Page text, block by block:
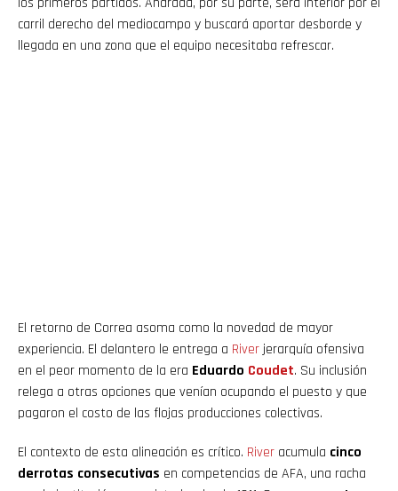
carril derecho del mediocampo y buscará aportar desborde y
llegada en una zona que el equipo necesitaba refrescar.
El retorno de Correa asoma como la novedad de mayor
experiencia. El delantero le entrega a Riverjerarquía ofensiva
en el peor momento de la era Eduardo Coudet. Su inclusión
relega a otras opciones que venían ocupando el puesto y que
pagaron el costo de las flojas producciones colectivas.
El contexto de esta alineación es crítico. River acumula cinco
derrotas consecutivas en competencias de AFA, una racha